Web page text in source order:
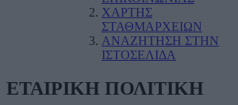
ΧΑΡΤΗΣ
ΣΤΑΘΜΑΡΧΕΙΩΝ
ΑΝΑΖΗΤΗΣΗ ΣΤΗΝ
ΙΣΤΟΣΕΛΙΔΑ
ΕΤΑΙΡΙΚΗ ΠΟΛΙΤΙΚΗ